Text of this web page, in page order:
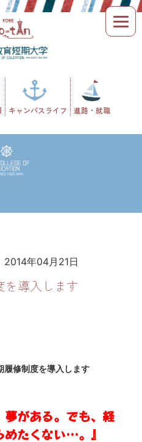
キャンパスライフ 進路・就職
2014年04月21日
を導入します
履修制度を導入します
夢がある。でも、経
たくない…。』